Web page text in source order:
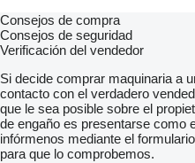
Consejos de compra
Consejos de seguridad
Verificación del vendedor
Si decide comprar maquinaria a
contacto con el verdadero
que le sea posible sobre el
de engaño es presentarse como
infórmenos mediante el
para que lo comprobemos.